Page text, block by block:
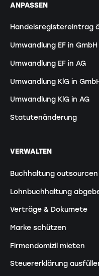
ANPASSEN
Handelsregistereintrag
Umwandlung EF in GmbH
Umwandlung EF in AG
Umwandlung KlG in
Umwandlung KlG in AG
Statutenänderung
VERWALTEN
Buchhaltung outsourcen
Lohnbuchhaltung
Verträge & Dokumete
Marke schützen
Firmendomizil mieten
Steuererklärung